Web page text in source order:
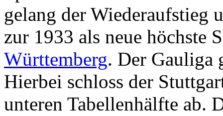
gelang der
zur 1933 als neue höchste
Württemberg. Der Gauliga
Hierbei schloss der
unteren Tabellenhälfte ab.